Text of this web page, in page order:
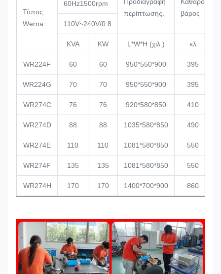
Τύπος
Werna
60Hz1500rpm
περίπτωσης.
βάρος
110V~240V/0.8
KVA KW L*W*H (χιλ.) κλ
WR224F 60 60 950*550*900 395
WR224G 70 70 950*550*900 395
WR274C 76 76 920*580*850 410
WR274D 88 88 1035*580*850 490
WR274E 110 110 1081*580*850 550
WR274F 135 135 1081*580*850 550
WR274H 170 170 1400*700*900 860